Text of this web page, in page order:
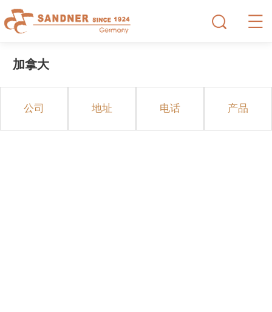
加拿大
公司 地址 电话 产品